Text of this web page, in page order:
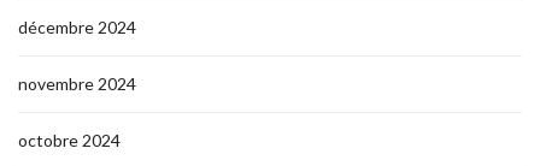
décembre 2024
novembre 2024
octobre 2024